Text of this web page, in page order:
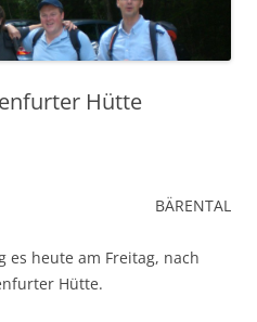
Hütte
BÄRENTAL
es heute am Freitag, nach
Hütte.